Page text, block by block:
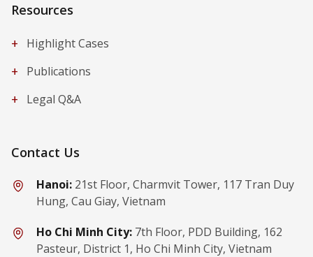
Resources
+
Highlight Cases
+ Publications
+ Legal Q&A
Contact Us
Hanoi: 21st Floor, Charmvit Tower, 117 Tran Duy
Hung, Cau Giay, Vietnam
Ho Chi Minh City: 7th Floor, PDD Building, 162
Pasteur, District 1, Ho Chi Minh City, Vietnam